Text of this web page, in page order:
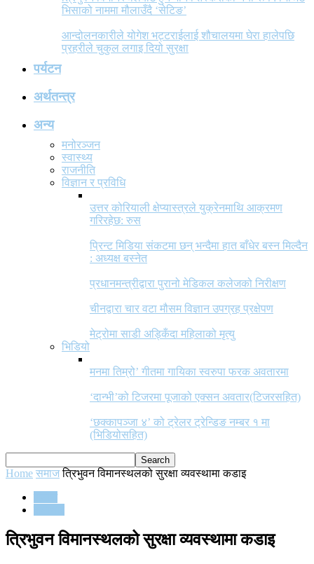
भिसाको नाममा मौलाउँदै ‘सेटिङ’
आन्दोलनकारीले योगेश भट्टराईलाई शौचालयमा घेरा हालेपछि
प्रहरीले चुकुल लगाइ दियो सुरक्षा
पर्यटन
अर्थतन्त्र
अन्य
मनोरञ्जन
स्वास्थ्य
राजनीति
विज्ञान र प्रविधि
उत्तर कोरियाली क्षेप्यास्त्रले युक्रेनमाथि आक्रमण
गरिरहेछ: रुस
प्रिन्ट मिडिया संकटमा छन् भन्दैमा हात बाँधेर बस्न मिल्दैन
: अध्यक्ष बस्नेत
प्रधानमन्त्रीद्वारा पुरानो मेडिकल कलेजको निरीक्षण
चीनद्वारा चार वटा मौसम विज्ञान उपग्रह प्रक्षेपण
मेट्रोमा साडी अड्किँदा महिलाको मृत्यु
भिडियो
मनमा तिम्रो’ गीतमा गायिका स्वरुपा फरक अवतारमा
‘दान्भी’को टिजरमा पूजाको एक्सन अवतार(टिजरसहित)
‘छक्कापञ्जा ४’ को ट्रेलर ट्रेन्डिङ नम्बर १ मा
(भिडियोसहित)
Home समाज त्रिभुवन विमानस्थलको सुरक्षा व्यवस्थामा कडाइ
त्रिभुवन विमानस्थलको सुरक्षा व्यवस्थामा कडाइ